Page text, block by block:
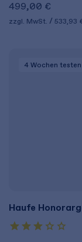
499,00 €
zzgl. MwSt. 533,93
4 Wochen testen
Haufe